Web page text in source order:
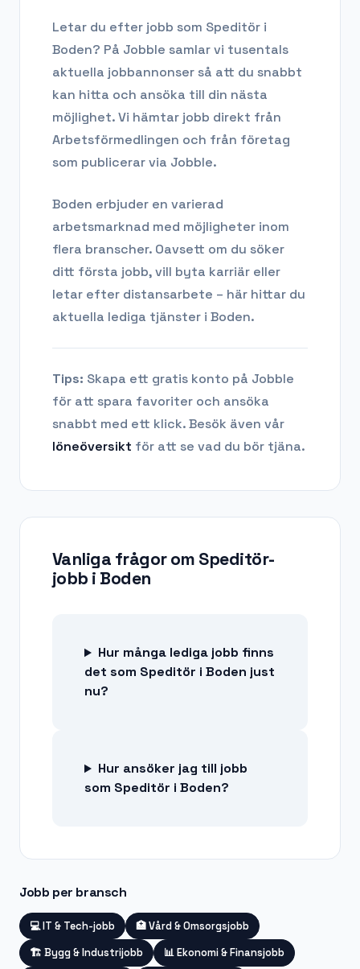
Letar du efter jobb som Speditör i
Boden? På Jobble samlar vi tusentals
aktuella jobbannonser så att du snabbt
kan hitta och ansöka till din nästa
möjlighet. Vi hämtar jobb direkt från
Arbetsförmedlingen och från företag
som publicerar via Jobble.
Boden erbjuder en varierad
arbetsmarknad med möjligheter inom
flera branscher. Oavsett om du söker
ditt första jobb, vill byta karriär eller
letar efter distansarbete – här hittar du
aktuella lediga tjänster i Boden.
Tips: Skapa ett gratis konto på Jobble
för att spara favoriter och ansöka
snabbt med ett klick. Besök även vår
löneöversikt för att se vad du bör tjäna.
Vanliga frågor om Speditör-
jobb i Boden
Hur många lediga jobb finns
det som Speditör i Boden just
nu?
Hur ansöker jag till jobb
som Speditör i Boden?
Jobb per bransch
💻IT & Tech-jobb 🏥Vård & Omsorgsjobb
🏗️ Bygg & Industrijobb 📊Ekonomi & Finansjobb